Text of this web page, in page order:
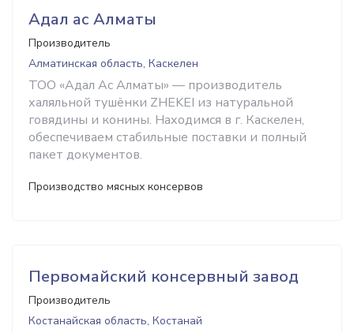
Адал ас Алматы
Производитель
Алматинская область, Каскелен
ТОО «Адал Ас Алматы» — производитель
халяльной тушёнки ZHEKEI из натуральной
говядины и конины. Находимся в г. Каскелен,
обеспечиваем стабильные поставки и полный
пакет документов.
Производство мясных консервов
Первомайский консервный завод
Производитель
Костанайская область, Костанай